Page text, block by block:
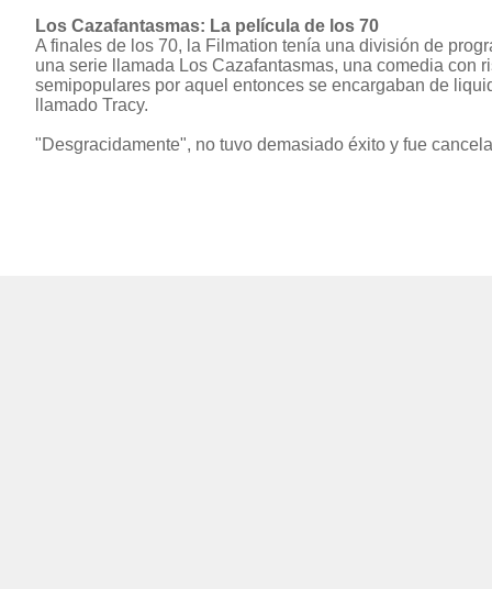
Los Cazafantasmas: La película de los 70
A finales de los 70, la Filmation tenía una división de
una serie llamada Los Cazafantasmas, una comedia con
semipopulares por aquel entonces se encargaban de
llamado Tracy.
"Desgracidamente", no tuvo demasiado éxito y fue